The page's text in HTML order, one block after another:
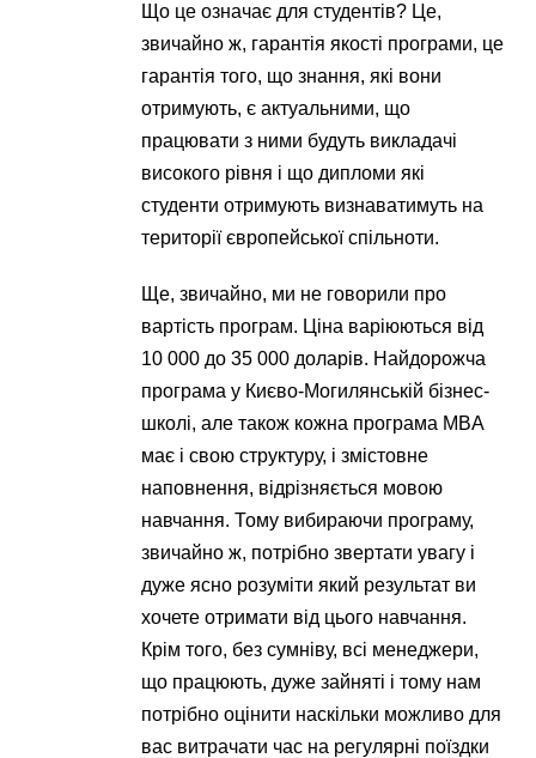
Що це означає для студентів? Це,
звичайно ж, гарантія якості програми, це
гарантія того, що знання, які вони
отримують, є актуальними, що
працювати з ними будуть викладачі
високого рівня і що дипломи які
студенти отримують визнаватимуть на
території європейської спільноти.
Ще, звичайно, ми не говорили про
вартість програм. Ціна варіюються від
10 000 до 35 000 доларів. Найдорожча
програма у Києво-Могилянській бізнес-
школі, але також кожна програма MBA
має і свою структуру, і змістовне
наповнення, відрізняється мовою
навчання. Тому вибираючи програму,
звичайно ж, потрібно звертати увагу і
дуже ясно розуміти який результат ви
хочете отримати від цього навчання.
Крім того, без сумніву, всі менеджери,
що працюють, дуже зайняті і тому нам
потрібно оцінити наскільки можливо для
вас витрачати час на регулярні поїздки